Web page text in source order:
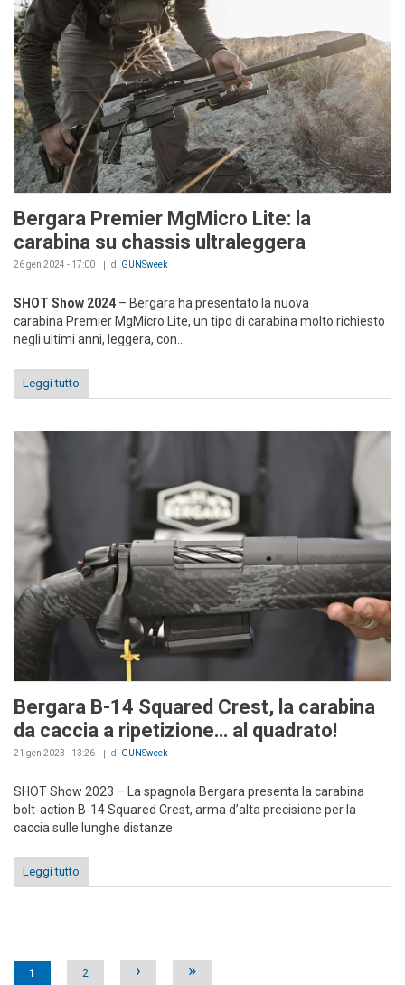
Bergara Premier MgMicro Lite: la
carabina su chassis ultraleggera
26 gen 2024 - 17:00 di GUNSweek
SHOT Show 2024 – Bergara ha presentato la nuova
carabina Premier MgMicro Lite, un tipo di carabina molto richiesto
negli ultimi anni, leggera, con...
Leggi tutto
Bergara B-14 Squared Crest, la carabina
da caccia a ripetizione… al quadrato!
21 gen 2023 - 13:26 di GUNSweek
SHOT Show 2023 – La spagnola Bergara presenta la carabina
bolt-action B-14 Squared Crest, arma d’alta precisione per la
caccia sulle lunghe distanze
Leggi tutto
Pages
1 2 › »